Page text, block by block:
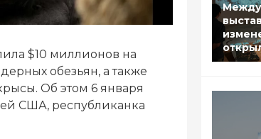
$10 миллионов на
обезьян, а также
Об этом 6 января
США, республиканка